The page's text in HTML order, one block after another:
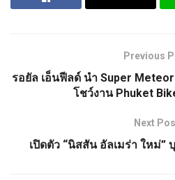
Previous
รอยัล เอ็นฟีลด์ นำ Super
โชว์งาน Phuket
Next
เปิดตัว “นิสสัน อัลเมร่า ใหม่